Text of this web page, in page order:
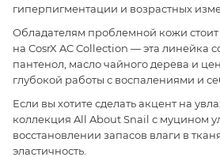
гиперпигментации и возрастных
Обладателям проблемной кожи
на CosrX AC Collection — эта линейка
пантенол, масло чайного дерева и
глубокой работы с воспалениями и
Если вы хотите сделать акцент на
коллекция All About Snail с муцином
восстановлении запасов влаги в
эластичность.